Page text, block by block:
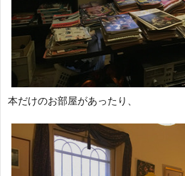
本だけのお部屋があったり、